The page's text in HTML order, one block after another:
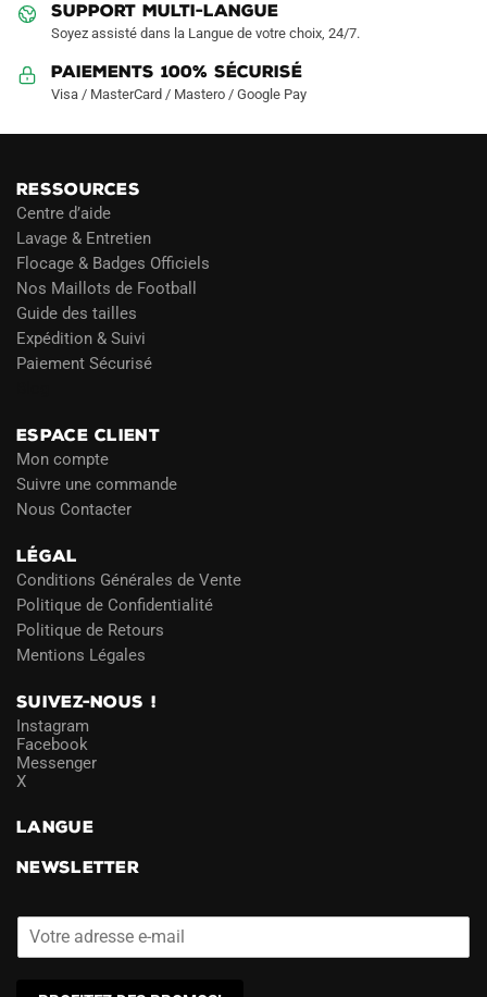
SUPPORT MULTI-LANGUE
Soyez assisté dans la Langue de votre choix, 24/7.
Paiements 100% Sécurisé
Visa / MasterCard / Mastero / Google Pay
RESSOURCES
Centre d’aide
Lavage & Entretien
Flocage & Badges Officiels
Nos Maillots de Football
Guide des tailles
Expédition & Suivi
Paiement Sécurisé
ESPACE CLIENT
Mon compte
Suivre une commande
Nous Contacter
LÉGAL
Conditions Générales de Vente
Politique de Confidentialité
Politique de Retours
Mentions Légales
SUIVEZ-NOUS !
Instagram
Facebook
Messenger
X
LANGUE
NEWSLETTER